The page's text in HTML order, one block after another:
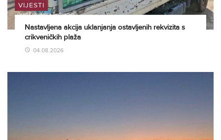
VIJESTI
Nastavljena akcija uklanjanja ostavljenih rekvizita s
crikveničkih plaža
04.08.2026